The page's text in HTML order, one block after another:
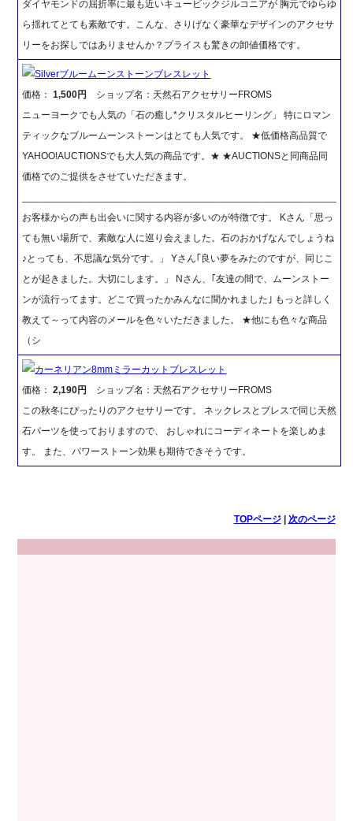
ダイヤモンドの屈折率に最も近いキュービックジルコニアが 胸元でゆらゆ
ら揺れてとても素敵です。こんな、さりげなく豪華なデザインのアクセサ
リーをお探しではありませんか？プライスも驚きの卸値価格です。
Silverブルームーンストーンブレスレット
価格：1,500円
ショップ名：天然石アクセサリーFROMS
ニューヨークでも人気の「石の癒し*クリスタルヒーリング」 特にロマン
ティックなブルームーンストーンはとても人気です。 ★低価格高品質で
YAHOO!AUCTIONSでも大人気の商品です。★ ★AUCTIONSと同商品同
価格でのご提供をさせていただきます。
お客様からの声も出会いに関する内容が多いのが特徴です。 Kさん「思っ
ても無い場所で、素敵な人に巡り会えました。石のおかげなんでしょうね
♪とっても、不思議な気分です。」 Yさん｢良い夢をみたのですが、同じこ
とが起きました。大切にします。」 Nさん、｢友達の間で、ムーンストー
ンが流行ってます。どこで買ったかみんなに聞かれました｣ もっと詳しく
教えて～って内容のメールを色々いただきました。 ★他にも色々な商品
（シ
カーネリアン8mmミラーカットブレスレット
価格：2,190円
ショップ名：天然石アクセサリーFROMS
この秋冬にぴったりのアクセサリーです。 ネックレスとブレスで同じ天然
石パーツを使っておりますので、 おしゃれにコーディネートを楽しめま
す。 また、パワーストーン効果も期待できそうです。
TOPページ| 次のページ